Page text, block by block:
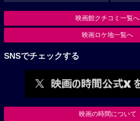
映画館クチコミ一覧へ
映画ロケ地一覧へ
SNSでチェックする
映画の時間について